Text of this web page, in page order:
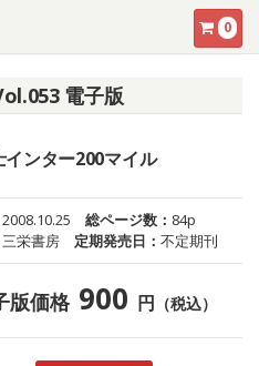
0
電子版
インター200マイル
2008.10.25 総ページ数： 84p
三栄書房 定期発売日：不定期刊
版価格 900 円 （税込）